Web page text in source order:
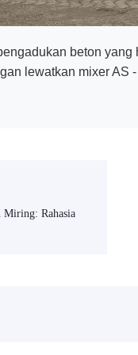
beton
lewatkan mixer AS
Rahasia